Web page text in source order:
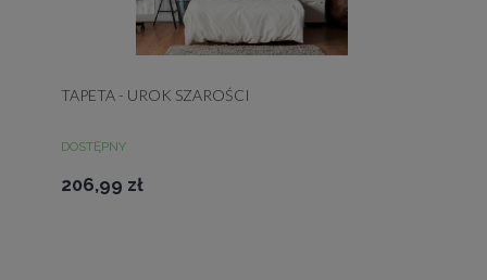
TAPETA - UROK SZAROŚCI
DOSTĘPNY
206,99 zł